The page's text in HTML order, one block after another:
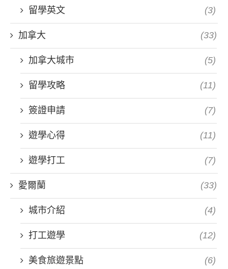
留學英文 (3)
加拿大 (33)
加拿大城市 (5)
留學攻略 (11)
簽證申請 (7)
遊學心得 (11)
遊學打工 (7)
愛爾蘭 (33)
城市介紹 (4)
打工遊學 (12)
美食旅遊景點 (6)